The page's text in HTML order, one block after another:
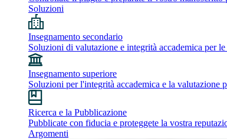
Soluzioni
Insegnamento secondario
Soluzioni di valutazione e integrità accademica per
Insegnamento superiore
Soluzioni per l'integrità accademica e la valutazione
Ricerca e la Pubblicazione
Pubblicate con fiducia e proteggete la vostra
Argomenti